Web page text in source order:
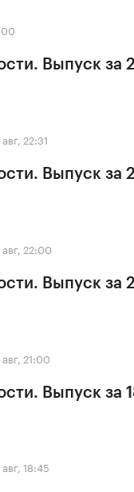
Выпуск
22:31
Выпуск
22:00
Выпуск за
21:00
Выпуск за
18:45